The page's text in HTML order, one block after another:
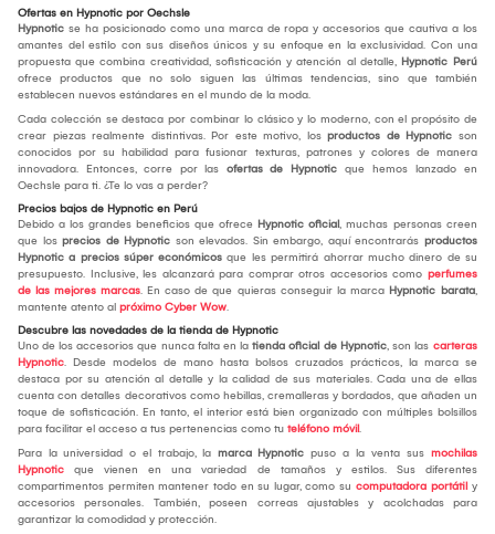
Ofertas en Hypnotic por Oechsle
Hypnotic se ha posicionado como una marca de ropa y accesorios que cautiva a los
amantes del estilo con sus diseños únicos y su enfoque en la exclusividad. Con una
propuesta que combina creatividad, sofisticación y atención al detalle, Hypnotic Perú
ofrece productos que no solo siguen las últimas tendencias, sino que también
establecen nuevos estándares en el mundo de la moda.
Cada colección se destaca por combinar lo clásico y lo moderno, con el propósito de
crear piezas realmente distintivas. Por este motivo, los productos de Hypnotic son
conocidos por su habilidad para fusionar texturas, patrones y colores de manera
innovadora. Entonces, corre por las ofertas de Hypnotic que hemos lanzado en
Oechsle para ti. ¿Te lo vas a perder?
Precios bajos de Hypnotic en Perú
Debido a los grandes beneficios que ofrece Hypnotic oficial, muchas personas creen
que los precios de Hypnotic son elevados. Sin embargo, aquí encontrarás productos
Hypnotic a precios súper económicos que les permitirá ahorrar mucho dinero de su
presupuesto. Inclusive, les alcanzará para comprar otros accesorios como perfumes
de las mejores marcas. En caso de que quieras conseguir la marca Hypnotic barata,
mantente atento al próximo Cyber Wow.
Descubre las novedades de la tienda de Hypnotic
Uno de los accesorios que nunca falta en la tienda oficial de Hypnotic, son las carteras
Hypnotic. Desde modelos de mano hasta bolsos cruzados prácticos, la marca se
destaca por su atención al detalle y la calidad de sus materiales. Cada una de ellas
cuenta con detalles decorativos como hebillas, cremalleras y bordados, que añaden un
toque de sofisticación. En tanto, el interior está bien organizado con múltiples bolsillos
para facilitar el acceso a tus pertenencias como tu teléfono móvil.
Para la universidad o el trabajo, la marca Hypnotic puso a la venta sus mochilas
Hypnotic que vienen en una variedad de tamaños y estilos. Sus diferentes
compartimentos permiten mantener todo en su lugar, como su computadora portátil y
accesorios personales. También, poseen correas ajustables y acolchadas para
garantizar la comodidad y protección.